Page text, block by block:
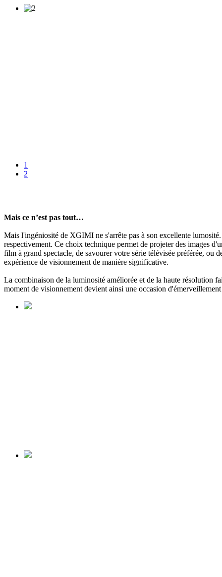
1
2
Mais ce n’est pas tout…
Mais l'ingéniosité de XGIMI ne s'arrête pas à son excellente
respectivement. Ce choix technique permet de projeter des images
film à grand spectacle, de savourer votre série télévisée préférée,
expérience de visionnement de manière significative.
La combinaison de la luminosité améliorée et de la haute résolution
moment de visionnement devient ainsi une occasion